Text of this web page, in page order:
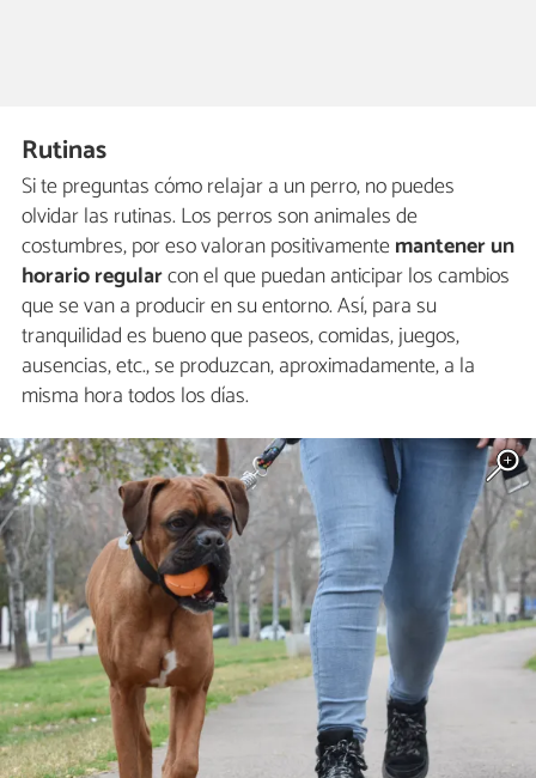
Rutinas
Si te preguntas cómo relajar a un perro, no puedes
olvidar las rutinas. Los perros son animales de
costumbres, por eso valoran positivamentemantener un
horario regularcon el que puedan anticipar los cambios
que se van a producir en su entorno. Así, para su
tranquilidad es bueno que paseos, comidas, juegos,
ausencias, etc., se produzcan, aproximadamente, a la
misma hora todos los días.